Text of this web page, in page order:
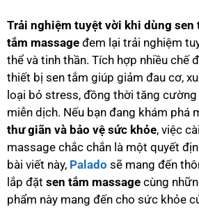
Trải nghiệm tuyệt vời khi dùng sen
tắm massage đem lại trải nghiệm
thể và tinh thần. Tích hợp nhiều chế
thiết bị sen tắm giúp giảm đau cơ,
loại bỏ stress, đồng thời tăng
miễn dịch. Nếu bạn đang khám phá
thư giãn và bảo vệ sức khỏe, việc
massage chắc chắn là một quyết
bài viết này, Palado sẽ mang đến
lắp đặt sen tắm massage cùng
phẩm này mang đến cho sức khỏe